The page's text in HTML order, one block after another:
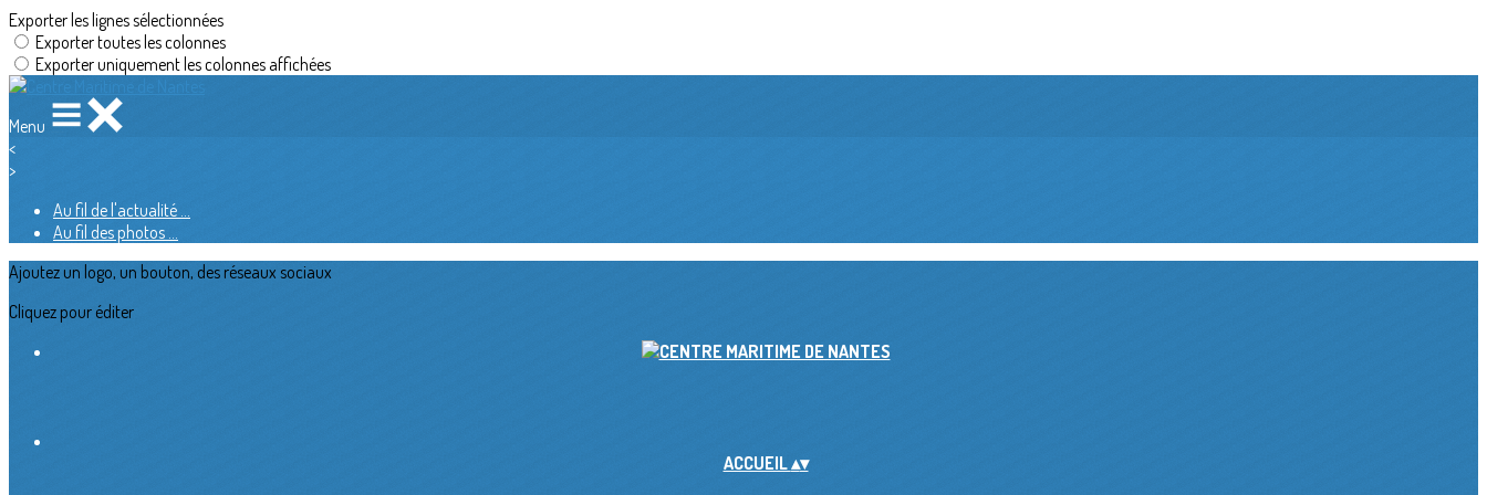
Exporter les lignes sélectionnées
Exporter toutes les colonnes
Exporter uniquement les colonnes affichées
Menu
<
>
Au fil de l'actualité ...
Au fil des photos ...
Ajoutez un logo, un bouton, des réseaux sociaux
Cliquez pour éditer
ACCUEIL▴▾